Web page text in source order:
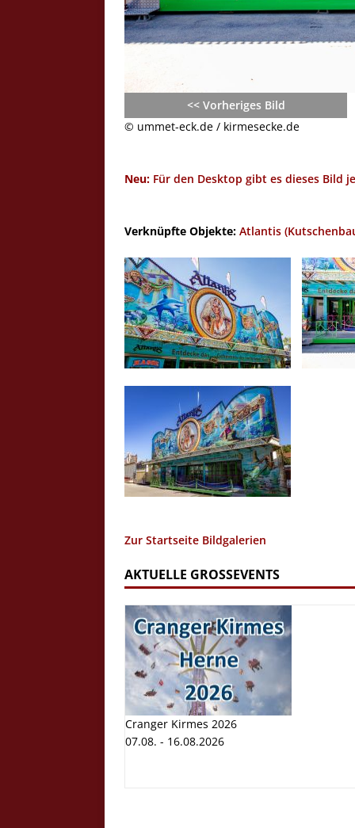
<< Vorheriges Bild
© ummet-eck.de / kirmesecke.de
Neu: Für den Desktop gibt es dieses Bild
Verknüpfte Objekte: Atlantis
Zur Startseite Bildgalerien
AKTUELLE GROSSEVENTS
Cranger Kirmes 2026
07.08. - 16.08.2026